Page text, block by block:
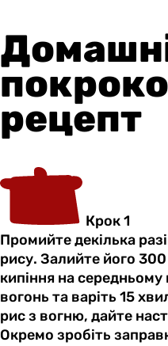
рецепт
Крок 1
Промийте декілька
рису. Залийте його
кипіння на середньому
вогонь та варіть 15
рис з вогню, дайте
Окремо зробіть